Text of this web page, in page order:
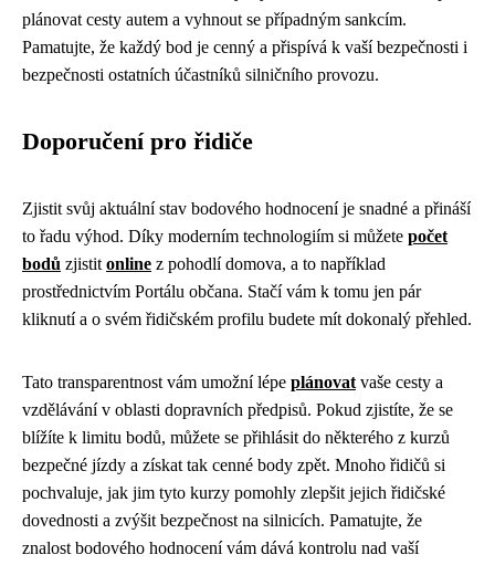
plánovat cesty autem a vyhnout se případným sankcím.
Pamatujte, že každý bod je cenný a přispívá k vaší bezpečnosti i
bezpečnosti ostatních účastníků silničního provozu.
Doporučení pro řidiče
Zjistit svůj aktuální stav bodového hodnocení je snadné a přináší
to řadu výhod. Díky moderním technologiím si můžete počet
bodů zjistit online z pohodlí domova, a to například
prostřednictvím Portálu občana. Stačí vám k tomu jen pár
kliknutí a o svém řidičském profilu budete mít dokonalý přehled.
Tato transparentnost vám umožní lépe plánovat vaše cesty a
vzdělávání v oblasti dopravních předpisů. Pokud zjistíte, že se
blížíte k limitu bodů, můžete se přihlásit do některého z kurzů
bezpečné jízdy a získat tak cenné body zpět. Mnoho řidičů si
pochvaluje, jak jim tyto kurzy pomohly zlepšit jejich řidičské
dovednosti a zvýšit bezpečnost na silnicích. Pamatujte, že
znalost bodového hodnocení vám dává kontrolu nad vaší